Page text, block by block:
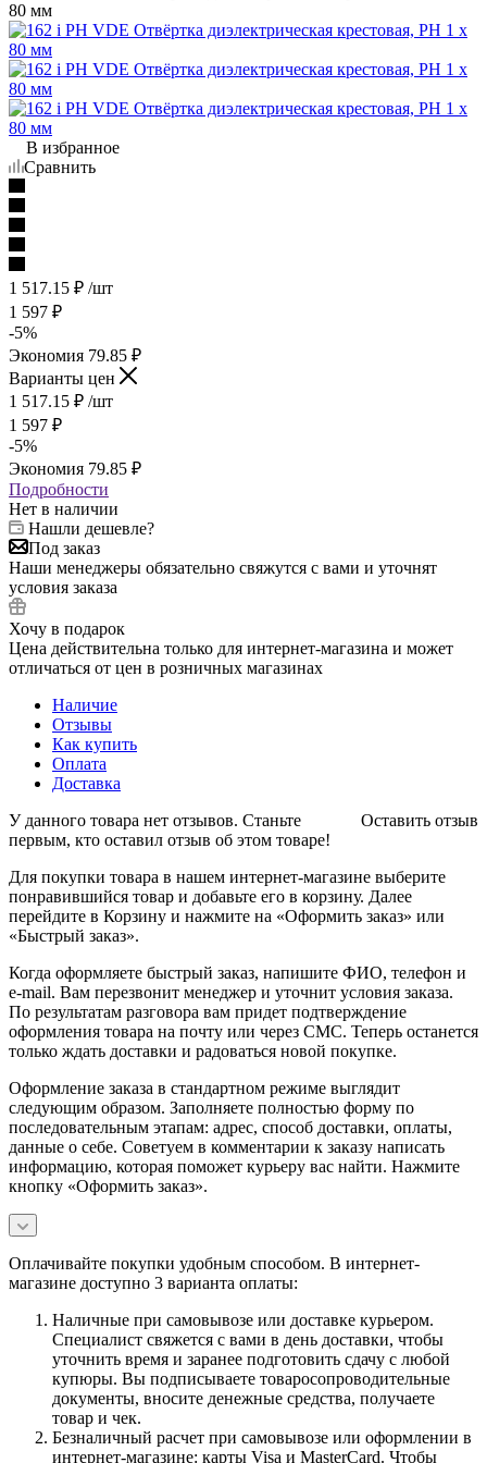
В избранное
Сравнить
1 517.15 ₽ /шт
1 597 ₽
-5%
Экономия 79.85 ₽
Варианты цен
1 517.15 ₽ /шт
1 597 ₽
-5%
Экономия 79.85 ₽
Подробности
Нет в наличии
Нашли дешевле?
Под заказ
Наши менеджеры обязательно свяжутся с вами и уточнят
условия заказа
Хочу в подарок
Цена действительна только для интернет-магазина и может
отличаться от цен в розничных магазинах
Наличие
Отзывы
Как купить
Оплата
Доставка
Оставить отзыв
У данного товара нет отзывов. Станьте
первым, кто оставил отзыв об этом товаре!
Для покупки товара в нашем интернет-магазине выберите
понравившийся товар и добавьте его в корзину. Далее
перейдите в Корзину и нажмите на «Оформить заказ» или
«Быстрый заказ».
Когда оформляете быстрый заказ, напишите ФИО, телефон и
e-mail. Вам перезвонит менеджер и уточнит условия заказа.
По результатам разговора вам придет подтверждение
оформления товара на почту или через СМС. Теперь останется
только ждать доставки и радоваться новой покупке.
Оформление заказа в стандартном режиме выглядит
следующим образом. Заполняете полностью форму по
последовательным этапам: адрес, способ доставки, оплаты,
данные о себе. Советуем в комментарии к заказу написать
информацию, которая поможет курьеру вас найти. Нажмите
кнопку «Оформить заказ».
Оплачивайте покупки удобным способом. В интернет-
магазине доступно 3 варианта оплаты:
Наличные при самовывозе или доставке курьером.
Специалист свяжется с вами в день доставки, чтобы
уточнить время и заранее подготовить сдачу с любой
купюры. Вы подписываете товаросопроводительные
документы, вносите денежные средства, получаете
товар и чек.
Безналичный расчет при самовывозе или оформлении в
интернет-магазине: карты Visa и MasterCard. Чтобы